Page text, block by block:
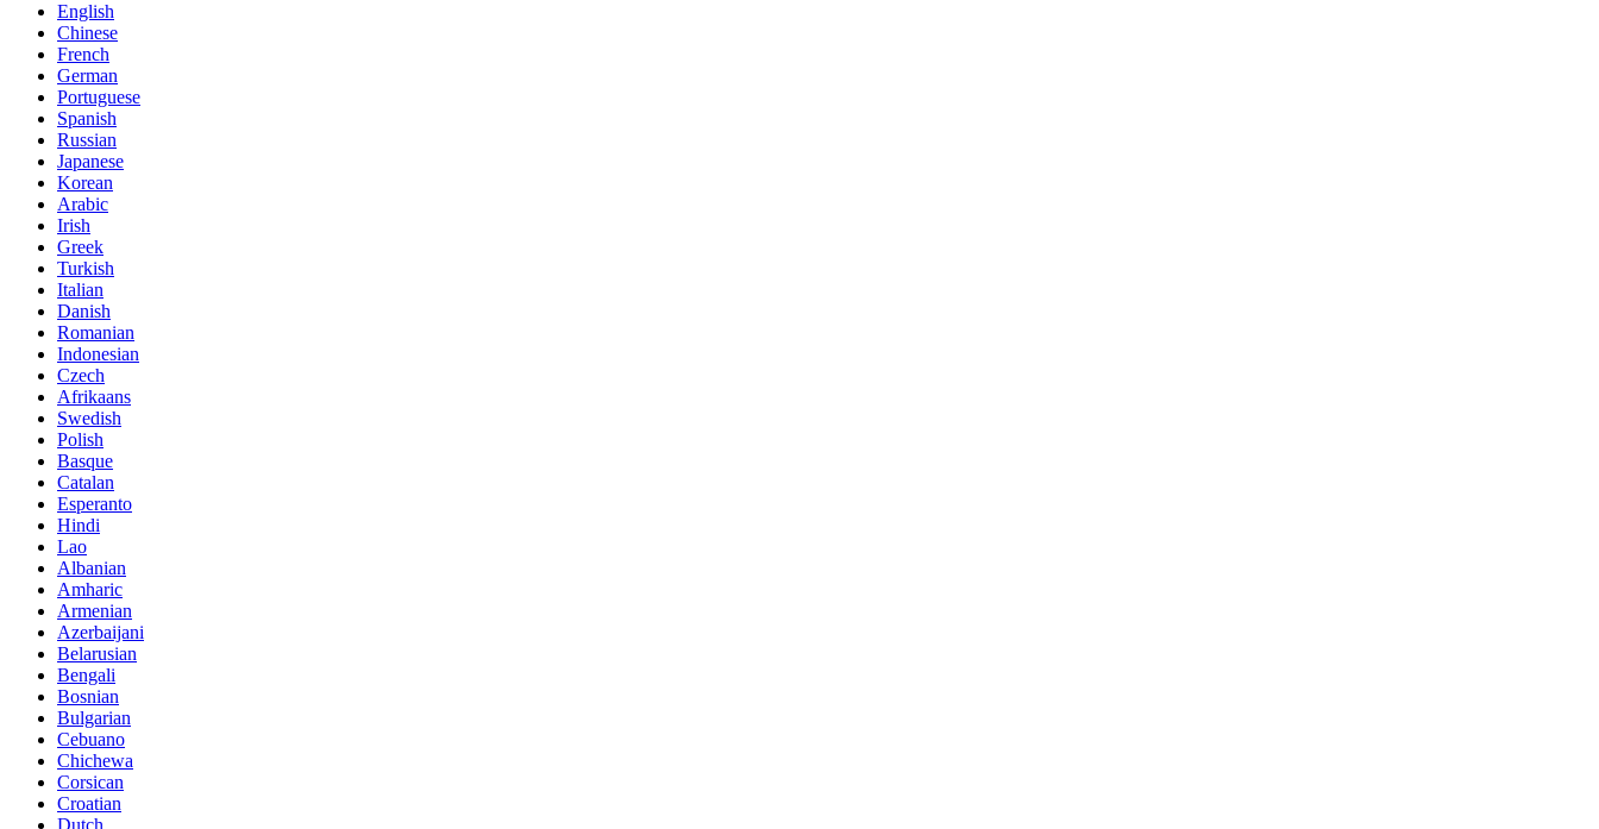
English
Chinese
French
German
Portuguese
Spanish
Russian
Japanese
Korean
Arabic
Irish
Greek
Turkish
Italian
Danish
Romanian
Indonesian
Czech
Afrikaans
Swedish
Polish
Basque
Catalan
Esperanto
Hindi
Lao
Albanian
Amharic
Armenian
Azerbaijani
Belarusian
Bengali
Bosnian
Bulgarian
Cebuano
Chichewa
Corsican
Croatian